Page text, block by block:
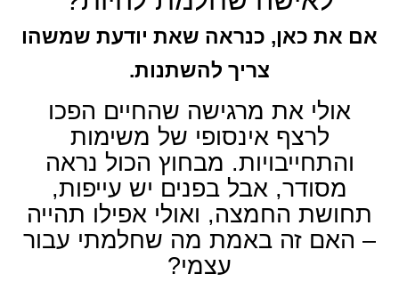
אם את כאן, כנראה שאת יודעת שמשהו
צריך להשתנות.
אולי את מרגישה שהחיים הפכו
לרצף אינסופי של משימות
והתחייבויות. מבחוץ הכול נראה
מסודר, אבל בפנים יש עייפות,
תחושת החמצה, ואולי אפילו תהייה
– האם זה באמת מה שחלמתי עבור
עצמי?